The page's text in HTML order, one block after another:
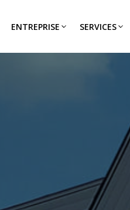
ENTREPRISE SERVICES